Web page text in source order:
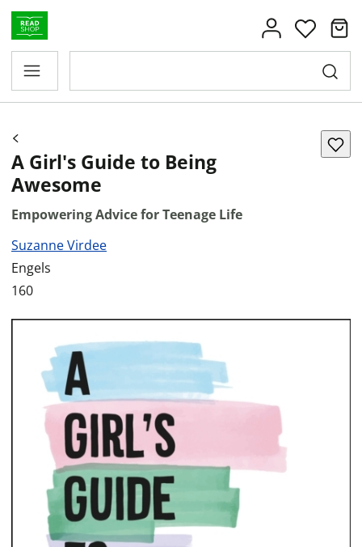
A Girl's Guide to Being
Awesome
Empowering Advice for Teenage Life
Suzanne Virdee
Engels
160